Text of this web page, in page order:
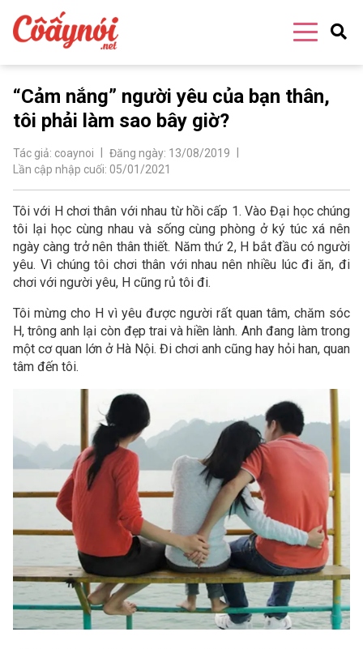
“Cảm nắng” người yêu của bạn thân,
tôi phải làm sao bây giờ?
Tác giả: coaynoi Đăng ngày: 13/08/2019
Lần cập nhập cuối: 05/01/2021
Tôi với H chơi thân với nhau từ hồi cấp 1. Vào Đại học chúng
tôi lại học cùng nhau và sống cùng phòng ở ký túc xá nên
ngày càng trở nên thân thiết. Năm thứ 2, H bắt đầu có người
yêu. Vì chúng tôi chơi thân với nhau nên nhiều lúc đi ăn, đi
chơi với người yêu, H cũng rủ tôi đi.
Tôi mừng cho H vì yêu được người rất quan tâm, chăm sóc
H, trông anh lại còn đẹp trai và hiền lành. Anh đang làm trong
một cơ quan lớn ở Hà Nội. Đi chơi anh cũng hay hỏi han, quan
tâm đến tôi.